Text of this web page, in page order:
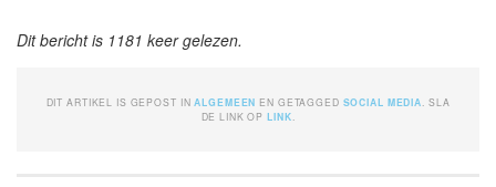
Dit bericht is 1181 keer gelezen.
DIT ARTIKEL IS GEPOST INALGEMEEN EN GETAGGED SOCIAL MEDIA . SLA
DE LINK OPLINK